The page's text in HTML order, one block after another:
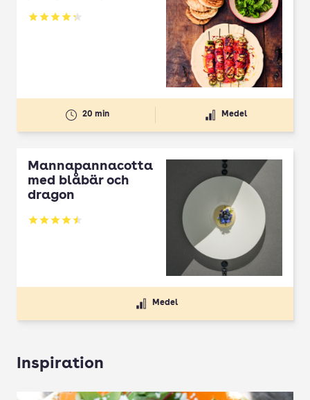
Betyg: 4.3 av 5
20 min Medel
Mannapannacotta
med blåbär och
dragon
Betyg: 4.5 av 5
Medel
Inspiration